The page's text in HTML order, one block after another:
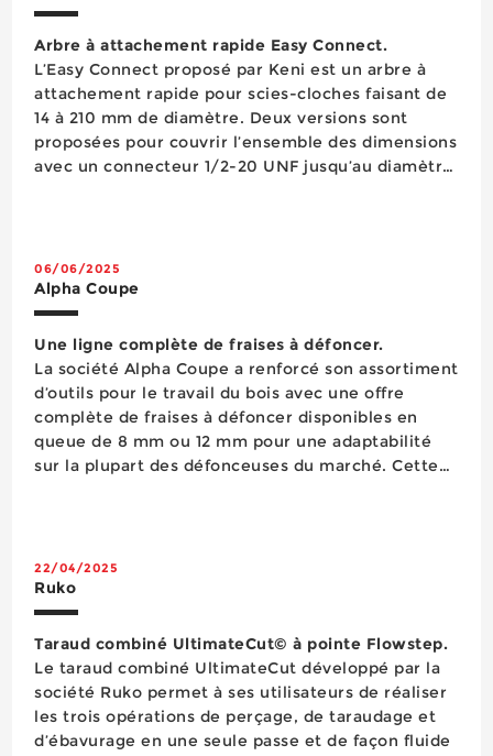
Arbre à attachement rapide Easy Connect.
L’Easy Connect proposé par Keni est un arbre à
attachement rapide pour scies-cloches faisant de
14 à 210 mm de diamètre. Deux versions sont
proposées pour couvrir l’ensemble des dimensions
avec un connecteur 1/2-20 UNF jusqu’au diamètre
06/06/2025
Alpha Coupe
Une ligne complète de fraises à défoncer.
La société Alpha Coupe a renforcé son assortiment
d’outils pour le travail du bois avec une offre
complète de fraises à défoncer disponibles en
queue de 8 mm ou 12 mm pour une adaptabilité
sur la plupart des défonceuses du marché. Cette
22/04/2025
Ruko
Taraud combiné UltimateCut© à pointe Flowstep.
Le taraud combiné UltimateCut développé par la
société Ruko permet à ses utilisateurs de réaliser
les trois opérations de perçage, de taraudage et
d’ébavurage en une seule passe et de façon fluide